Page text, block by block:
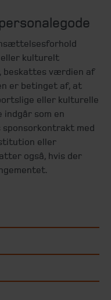
kulturelt
beskattes værdien af
er betinget af, at
eller kulturelle
som en
med
eller
også, hvis der